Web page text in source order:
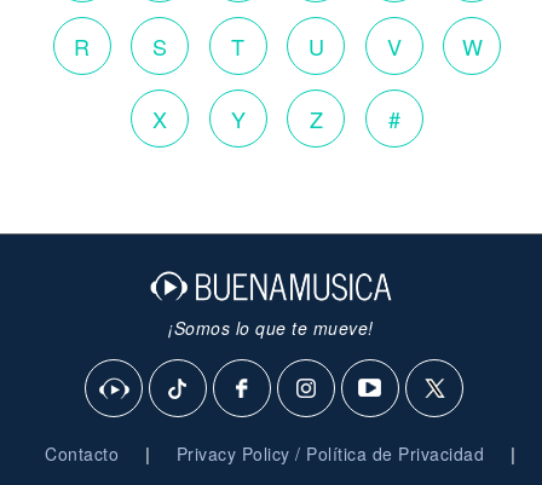
R S T U V W
X Y Z #
¡Somos lo que te mueve!
Contacto | Privacy Policy / Política de Privacidad |